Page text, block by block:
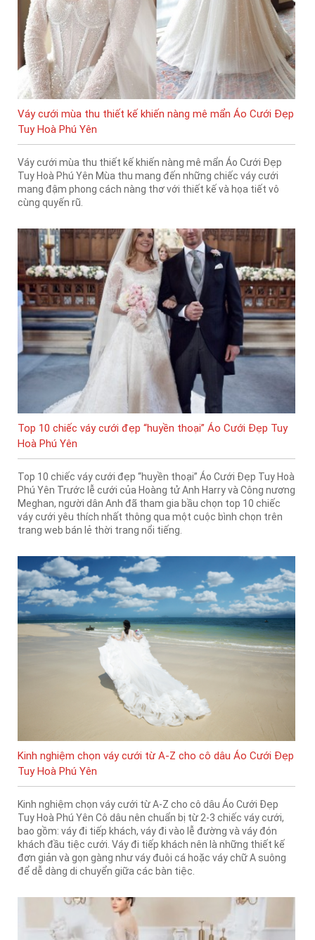
Váy cưới mùa thu thiết kế khiến nàng mê mẩn Áo Cưới Đẹp
Tuy Hoà Phú Yên
Váy cưới mùa thu thiết kế khiến nàng mê mẩn Áo Cưới Đẹp
Tuy Hoà Phú Yên Mùa thu mang đến những chiếc váy cưới
mang đậm phong cách nàng thơ với thiết kế và họa tiết vô
cùng quyến rũ.
Top 10 chiếc váy cưới đẹp “huyền thoại” Áo Cưới Đẹp Tuy
Hoà Phú Yên
Top 10 chiếc váy cưới đẹp “huyền thoại” Áo Cưới Đẹp Tuy Hoà
Phú Yên Trước lễ cưới của Hoàng tử Anh Harry và Công nương
Meghan, người dân Anh đã tham gia bầu chọn top 10 chiếc
váy cưới yêu thích nhất thông qua một cuộc bình chọn trên
trang web bán lẻ thời trang nổi tiếng.
Kinh nghiệm chọn váy cưới từ A-Z cho cô dâu Áo Cưới Đẹp
Tuy Hoà Phú Yên
Kinh nghiệm chọn váy cưới từ A-Z cho cô dâu Áo Cưới Đẹp
Tuy Hoà Phú Yên Cô dâu nên chuẩn bị từ 2-3 chiếc váy cưới,
bao gồm: váy đi tiếp khách, váy đi vào lễ đường và váy đón
khách đầu tiệc cưới. Váy đi tiếp khách nên là những thiết kế
đơn giản và gọn gàng như váy đuôi cá hoặc váy chữ A suông
để dễ dàng di chuyển giữa các bàn tiệc.